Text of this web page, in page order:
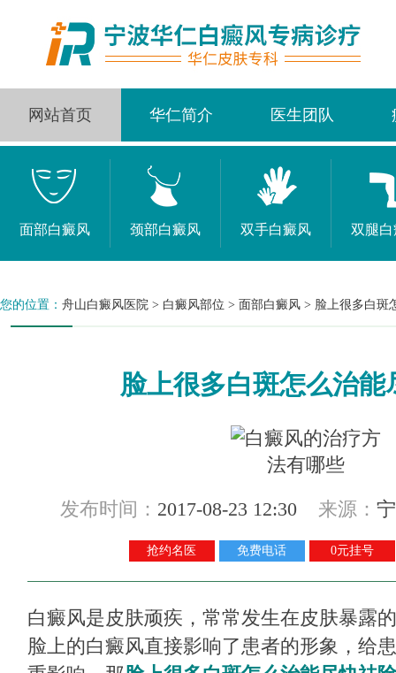
网站首页 华仁简介 医生团队
面部白癜风 颈部白癜风 双手白癜风 双腿
您的位置： 舟山白癜风医院 > 白癜风部位 > 面部白癜风 > 脸上很多白斑
脸上很多白斑怎么治能
发布时间： 2017-08-23 12:30 来源：
抢约名医 免费电话 0元挂号
白癜风是皮肤顽疾，常常发生在皮肤暴露
脸上的白癜风直接影响了患者的形象，给